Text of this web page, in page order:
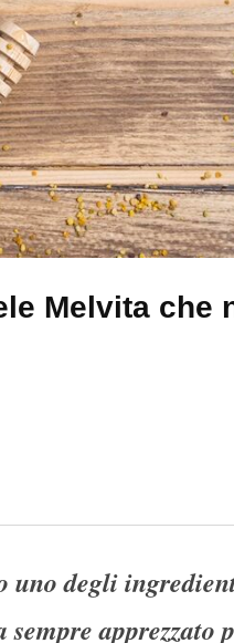
Melvita che
uno degli
apprezzato